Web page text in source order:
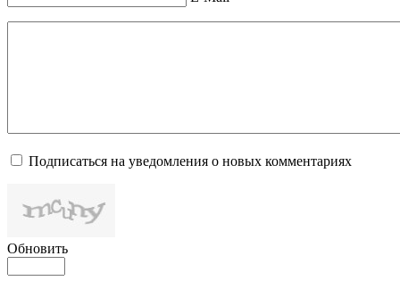
Подписаться на уведомления о новых комментариях
Обновить